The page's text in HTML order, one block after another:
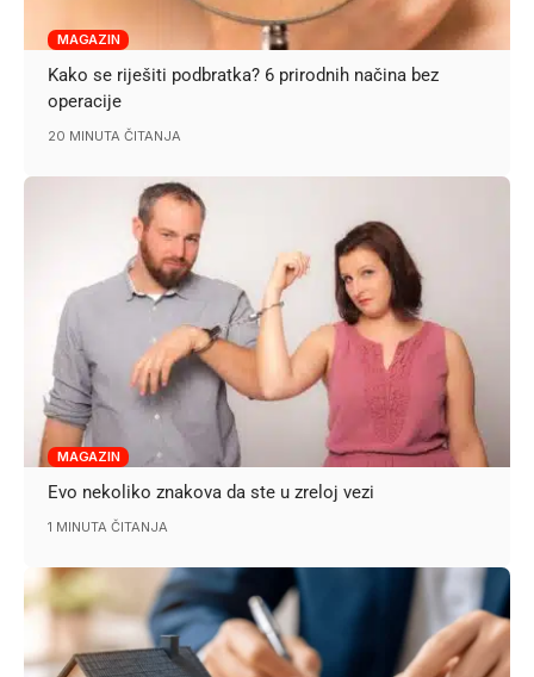
MAGAZIN
Kako se riješiti podbratka? 6 prirodnih načina bez
operacije
20 MINUTA ČITANJA
MAGAZIN
Evo nekoliko znakova da ste u zreloj vezi
1 MINUTA ČITANJA